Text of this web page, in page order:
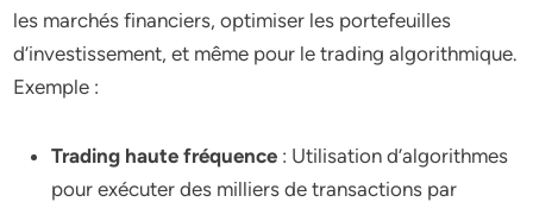
les marchés financiers, optimiser les portefeuilles
d’investissement, et même pour le trading algorithmique.
Exemple :
Trading haute fréquence : Utilisation d’algorithmes
pour exécuter des milliers de transactions par